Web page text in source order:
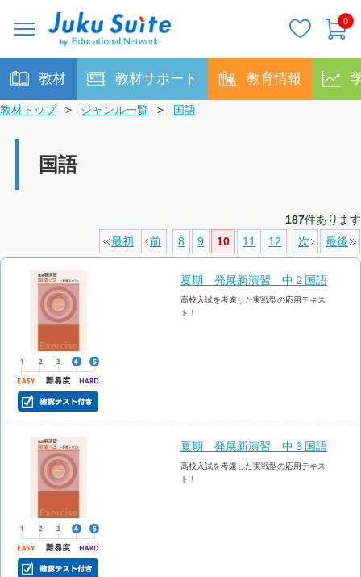
0
教材 教材サポート 教育情報
教材トップ > ジャンル一覧 > 国語
国語
187件あります
最初
前 8 9 10 11 12 次 最後
夏期 発展新演習 中２国語
高校入試を考慮した実戦型の応用テキス
ト！
夏期 発展新演習 中３国語
高校入試を考慮した実戦型の応用テキス
ト！